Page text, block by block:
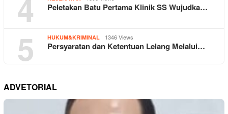
4 Peletakan Batu Pertama Klinik SS Wujudka…
5 HUKUM&KRIMINAL 1346 Views
Persyaratan dan Ketentuan Lelang Melalui…
ADVETORIAL